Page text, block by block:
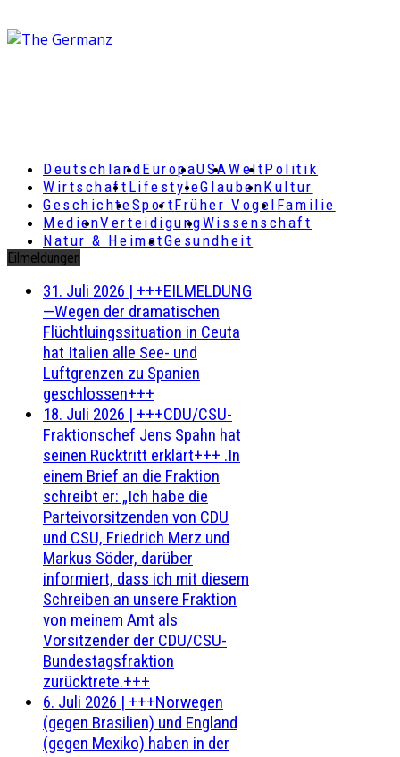
DeutschlandEuropaUSAWeltPolitik
Wirtschaft LifestyleGlaubenKultur
GeschichteSportFrüher Vogel Familie
MedienVerteidigungWissenschaft
Natur & HeimatGesundheit
Eilmeldungen
31. Juli 2026 | +++EILMELDUNG
—Wegen der dramatischen
Flüchtluingssituation in Ceuta
hat Italien alle See- und
Luftgrenzen zu Spanien
geschlossen+++
18. Juli 2026 | +++CDU/CSU-
Fraktionschef Jens Spahn hat
seinen Rücktritt erklärt+++ .In
einem Brief an die Fraktion
schreibt er: „Ich habe die
Parteivorsitzenden von CDU
und CSU, Friedrich Merz und
Markus Söder, darüber
informiert, dass ich mit diesem
Schreiben an unsere Fraktion
von meinem Amt als
Vorsitzender der CDU/CSU-
Bundestagsfraktion
zurücktrete.+++
6. Juli 2026 | +++Norwegen
(gegen Brasilien) und England
(gegen Mexiko) haben in der